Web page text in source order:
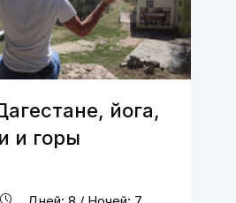
йога,
и горы